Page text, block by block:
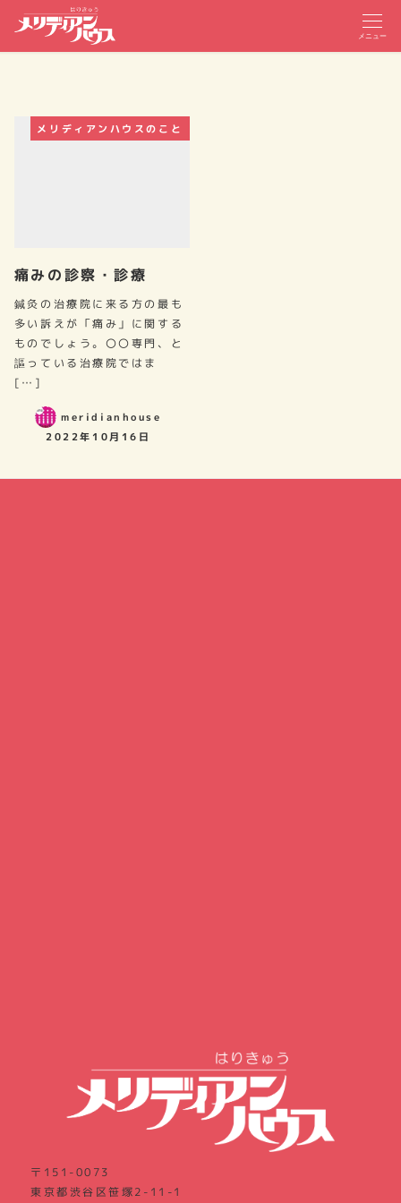
メニュー
メリディアンハウスのこと
痛みの診察・診療
鍼灸の治療院に来る方の最も
多い訴えが「痛み」に関する
ものでしょう。〇〇専門、と
謳っている治療院ではま
[…]
meridianhouse
2022年10月16日
〒151-0073
東京都渋谷区笹塚2-11-1